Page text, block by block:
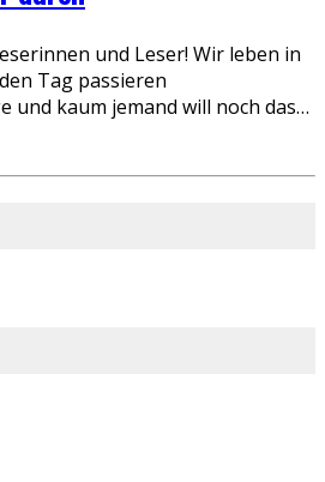
und Leser! Wir leben in
Tag passieren
und kaum jemand will noch das…